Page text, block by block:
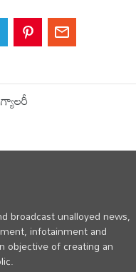
broadcast unalloyed news,
infotainment and
objective of creating an